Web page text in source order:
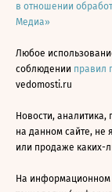
в отношении
Медиа»
Любое
соблюдении правил
vedomosti.ru
Новости,
на данном сайте, не
или продаже каких-
На информационном